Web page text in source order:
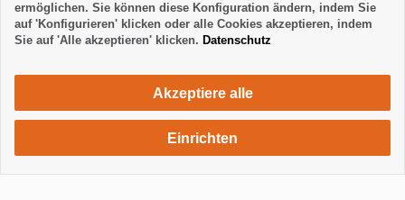
CASA PLATANO
Las Manchas - Los Llanos
Woche / 2 Personen
ermöglichen. Sie können diese Konfiguration ändern, indem Sie
auf 'Konfigurieren' klicken oder alle Cookies akzeptieren, indem
Sie auf 'Alle akzeptieren' klicken. Datenschutz
Akzeptiere alle
Einrichten